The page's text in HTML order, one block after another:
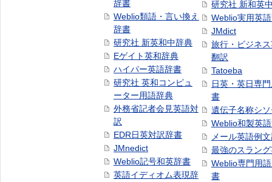
辞書
Weblio類語・言い換え
辞書
研究社 新英和中辞典
Eゲイト英和辞典
ハイパー英語辞書
研究社 英和コンピュ
ーター用語辞典
外務省記者会見英語対
訳
EDR日英対訳辞書
JMnedict
Weblio記号和英辞書
英語イディオム表現辞
研究社 新和英
Weblio実用英
JMdict
旅行・ビジネ
翻訳
Tatoeba
日英・英日専
書
遺伝子名称シ
Weblio和製英
メール英語例
最強のスラン
Weblio専門用
書